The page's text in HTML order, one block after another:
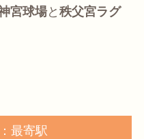
宮球場と 秩父宮ラグ
最寄駅